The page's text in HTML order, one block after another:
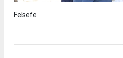
Felsefe